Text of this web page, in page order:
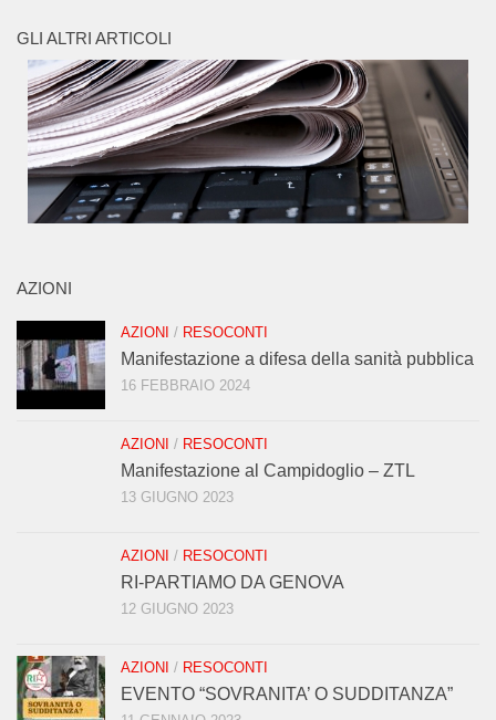
GLI ALTRI ARTICOLI
AZIONI
AZIONI / RESOCONTI
Manifestazione a difesa della sanità pubblica
16 FEBBRAIO 2024
AZIONI / RESOCONTI
Manifestazione al Campidoglio – ZTL
13 GIUGNO 2023
AZIONI / RESOCONTI
RI-PARTIAMO DA GENOVA
12 GIUGNO 2023
AZIONI / RESOCONTI
EVENTO “SOVRANITA’ O SUDDITANZA”